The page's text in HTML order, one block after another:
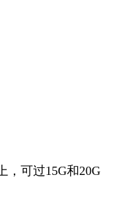
，可过15G和20G